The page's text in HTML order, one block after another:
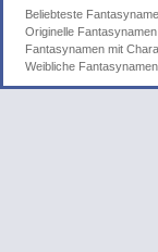
Beliebteste
Originelle Fantasynamen
Fantasynamen mit
Weibliche Fantasynamen